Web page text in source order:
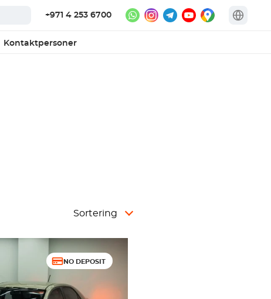
+971 4 253 6700
Kontaktpersoner
Sortering
NO DEPOSIT